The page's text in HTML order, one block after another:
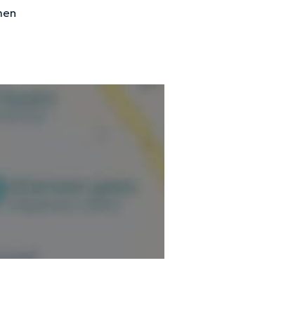
et empathie. Je
un ‘autre
et son
constructif, centré sur
votre vécu (pensées,
les autres, à vous en lien
affinée,